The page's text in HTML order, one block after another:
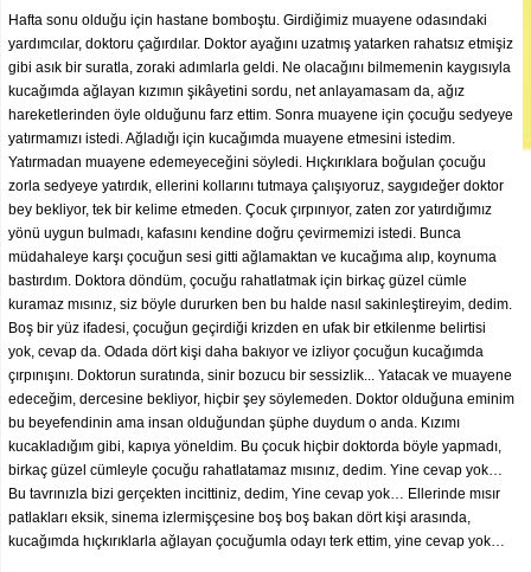
Hafta sonu olduğu için hastane bomboştu. Girdiğimiz muayene odasındaki
yardımcılar, doktoru çağırdılar. Doktor ayağını uzatmış yatarken rahatsız etmişiz
gibi asık bir suratla, zoraki adımlarla geldi. Ne olacağını bilmemenin kaygısıyla
kucağımda ağlayan kızımın şikâyetini sordu, net anlayamasam da, ağız
hareketlerinden öyle olduğunu farz ettim. Sonra muayene için çocuğu sedyeye
yatırmamızı istedi. Ağladığı için kucağımda muayene etmesini istedim.
Yatırmadan muayene edemeyeceğini söyledi. Hıçkırıklara boğulan çocuğu
zorla sedyeye yatırdık, ellerini kollarını tutmaya çalışıyoruz, saygıdeğer doktor
bey bekliyor, tek bir kelime etmeden. Çocuk çırpınıyor, zaten zor yatırdığımız
yönü uygun bulmadı, kafasını kendine doğru çevirmemizi istedi. Bunca
müdahaleye karşı çocuğun sesi gitti ağlamaktan ve kucağıma alıp, koynuma
bastırdım. Doktora döndüm, çocuğu rahatlatmak için birkaç güzel cümle
kuramaz mısınız, siz böyle dururken ben bu halde nasıl sakinleştireyim, dedim.
Boş bir yüz ifadesi, çocuğun geçirdiği krizden en ufak bir etkilenme belirtisi
yok, cevap da. Odada dört kişi daha bakıyor ve izliyor çocuğun kucağımda
çırpınışını. Doktorun suratında, sinir bozucu bir sessizlik... Yatacak ve muayene
edeceğim, dercesine bekliyor, hiçbir şey söylemeden. Doktor olduğuna eminim
bu beyefendinin ama insan olduğundan şüphe duydum o anda. Kızımı
kucakladığım gibi, kapıya yöneldim. Bu çocuk hiçbir doktorda böyle yapmadı,
birkaç güzel cümleyle çocuğu rahatlatamaz mısınız, dedim. Yine cevap yok…
Bu tavrınızla bizi gerçekten incittiniz, dedim, Yine cevap yok… Ellerinde mısır
patlakları eksik, sinema izlermişçesine boş boş bakan dört kişi arasında,
kucağımda hıçkırıklarla ağlayan çocuğumla odayı terk ettim, yine cevap yok…